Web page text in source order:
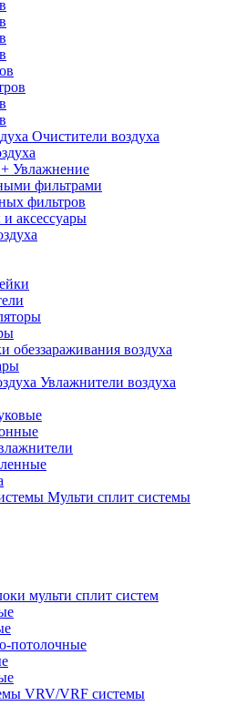
Очистители воздуха
Увлажнение
фильтрами
фильтров
аксессуары
обеззараживания воздуха
Увлажнители воздуха
Мульти сплит системы
мульти сплит систем
потолочные
VRV/VRF системы